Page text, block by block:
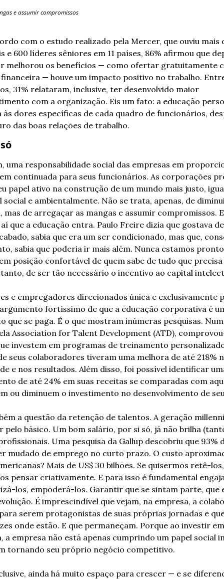
e assumir compromissos
com o estudo realizado pela Mercer, que ouviu mais
e 600 líderes sêniores em 11 países, 86% afirmou que
melhorou os benefícios — como ofertar gratuitamente
financeira — houve um impacto positivo no trabalho.
31% relataram, inclusive, ter desenvolvido maior
com a organização. Eis um fato: a educação
às dores específicas de cada quadro de funcionários,
das boas relações de trabalho.
uma responsabilidade social das empresas em
continuada para seus funcionários. As corporações
papel ativo na construção de um mundo mais justo,
social e ambientalmente. Não se trata, apenas, de
mas de arregaçar as mangas e assumir compromissos.
que a educação entra. Paulo Freire dizia que gostava
sabia que era um ser condicionado, mas que,
sabia que poderia ir mais além. Nunca estamos
posição confortável de quem sabe de tudo que precisa
de ser tão necessário o incentivo ao capital
e empregadores direcionados única e exclusivamente
fortíssimo de que a educação corporativa é
que se paga. É o que mostram inúmeras pesquisas.
Association for Talent Development (ATD),
investem em programas de treinamento
seus colaboradores tiveram uma melhora de até 218%
e nos resultados. Além disso, foi possível identificar
de até 24% em suas receitas se comparadas com
ou diminuem o investimento no desenvolvimento de
a questão da retenção de talentos. A geração
pelo básico. Um bom salário, por si só, já não brilha
Uma pesquisa da Gallup descobriu que 93%
mudado de emprego no curto prazo. O custo
Mais de US$ 30 bilhões. Se quisermos retê-los,
pensar criativamente. E para isso é fundamental
los, empoderá-los. Garantir que se sintam parte, que
É imprescindível que vejam, na empresa, a
serem protagonistas de suas próprias jornadas e
onde estão. E que permaneçam. Porque ao investir
a empresa não está apenas cumprindo um papel social
tornando seu próprio negócio competitivo.
ainda há muito espaço para crescer — e se